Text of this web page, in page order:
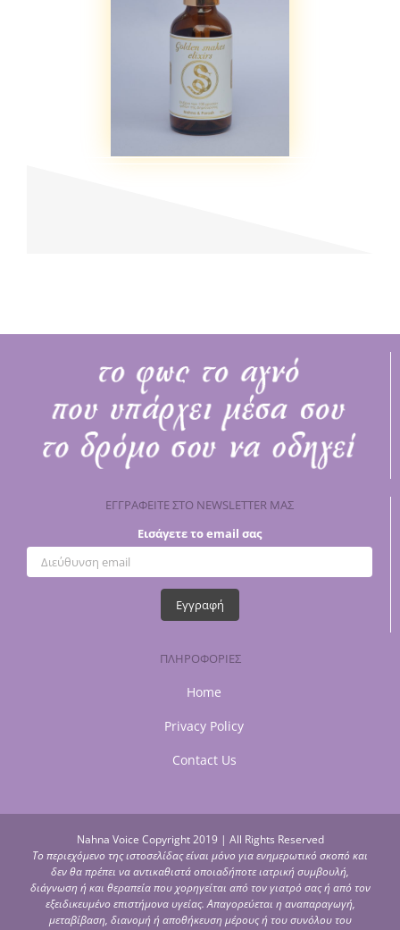
ΕΓΓΡΑΦΕΙΤΕ ΣΤΟ NEWSLETTER ΜΑΣ
Εισάγετε το email σας
ΠΛΗΡΟΦΟΡΙΕΣ
Home
Privacy Policy
Contact Us
Nahna Voice Copyright 2019 | All Rights Reserved
Το περιεχόμενο της ιστοσελίδας είναι μόνο για ενημερωτικό σκοπό και
δεν θα πρέπει να αντικαθιστά οποιαδήποτε ιατρική συμβουλή,
διάγνωση ή και θεραπεία που χορηγείται από τον γιατρό σας ή από τον
εξειδικευμένο επιστήμονα υγείας. Απαγορεύεται η αναπαραγωγή,
μεταβίβαση, διανομή ή αποθήκευση μέρους ή του συνόλου του